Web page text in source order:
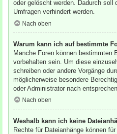
oder gelöscht werden. Dadurch soll
Umfragen verhindert werden.
Nach oben
Warum kann ich auf bestimmte
Manche Foren können bestimmten
vorbehalten sein. Um diese
schreiben oder andere Vorgänge
möglicherweise besondere
oder Administrator nach
Nach oben
Weshalb kann ich keine
Rechte für Dateianhänge können